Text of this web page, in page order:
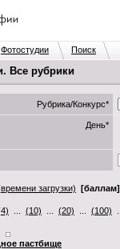
Фотостудии Поиск
Все рубрики
Рубрика/Конкурс*
День*
загрузки) [баллам]
(10) (20) (100)
пастбище